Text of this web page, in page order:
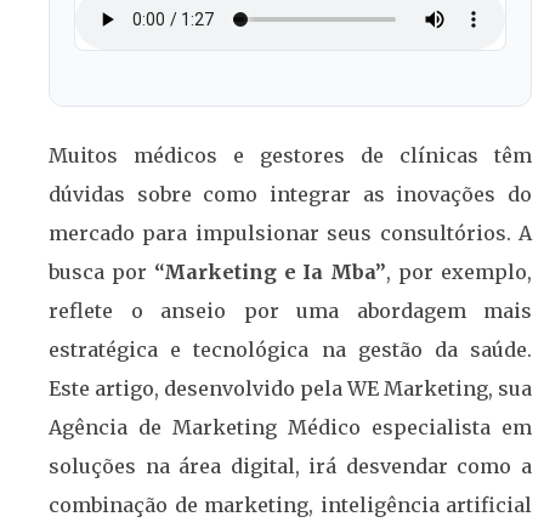
Muitos médicos e gestores de clínicas têm
dúvidas sobre como integrar as inovações do
mercado para impulsionar seus consultórios. A
busca por “Marketing e Ia Mba”, por exemplo,
reflete o anseio por uma abordagem mais
estratégica e tecnológica na gestão da saúde.
Este artigo, desenvolvido pela WE Marketing, sua
Agência de Marketing Médico especialista em
soluções na área digital, irá desvendar como a
combinação de marketing, inteligência artificial